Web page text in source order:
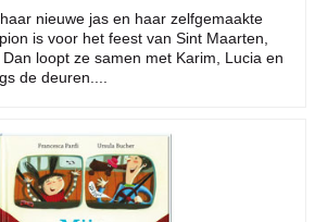
nieuwe jas en haar zelfgemaakte
is voor het feest van Sint Maarten,
loopt ze samen met Karim, Lucia en
de deuren....